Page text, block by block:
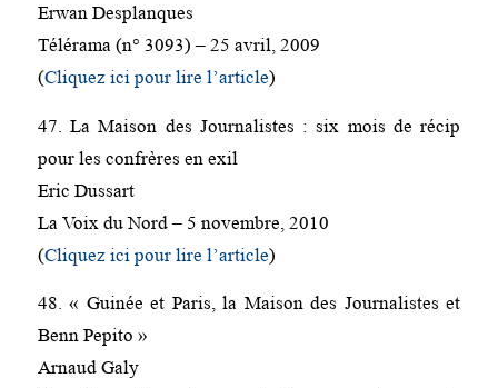
Erwan Desplanques
Télérama (n° 3093) – 25 avril, 2009
(Cliquez ici pour lire l’article)
47. La Maison des Journalistes : six mois de récip
pour les confrères en exil
Eric Dussart
La Voix du Nord – 5 novembre, 2010
(Cliquez ici pour lire l’article)
48. « Guinée et Paris, la Maison des Journalistes et
Benn Pepito »
Arnaud Galy